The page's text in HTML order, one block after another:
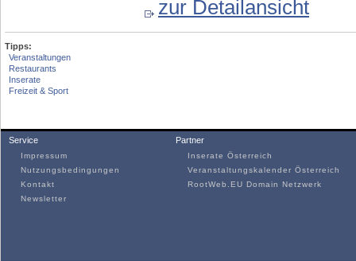
zur Detailansicht
Tipps:
Veranstaltungen
Restaurants
Inserate
Freizeit & Sport
Service
Impressum
Nutzungsbedingungen
Kontakt
Newsletter
Partner
Inserate Österreich
Veranstaltungskalender Österreich
RootWeb.EU Domain Netzwerk